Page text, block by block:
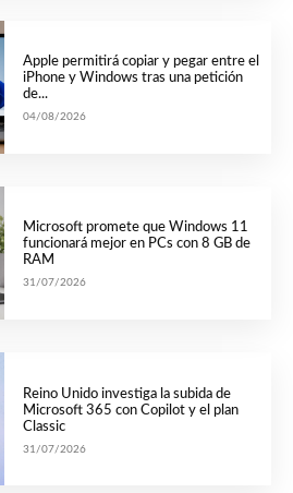
Apple permitirá copiar y pegar entre el
iPhone y Windows tras una petición
de...
04/08/2026
Microsoft promete que Windows 11
funcionará mejor en PCs con 8 GB de
RAM
31/07/2026
Reino Unido investiga la subida de
Microsoft 365 con Copilot y el plan
Classic
31/07/2026